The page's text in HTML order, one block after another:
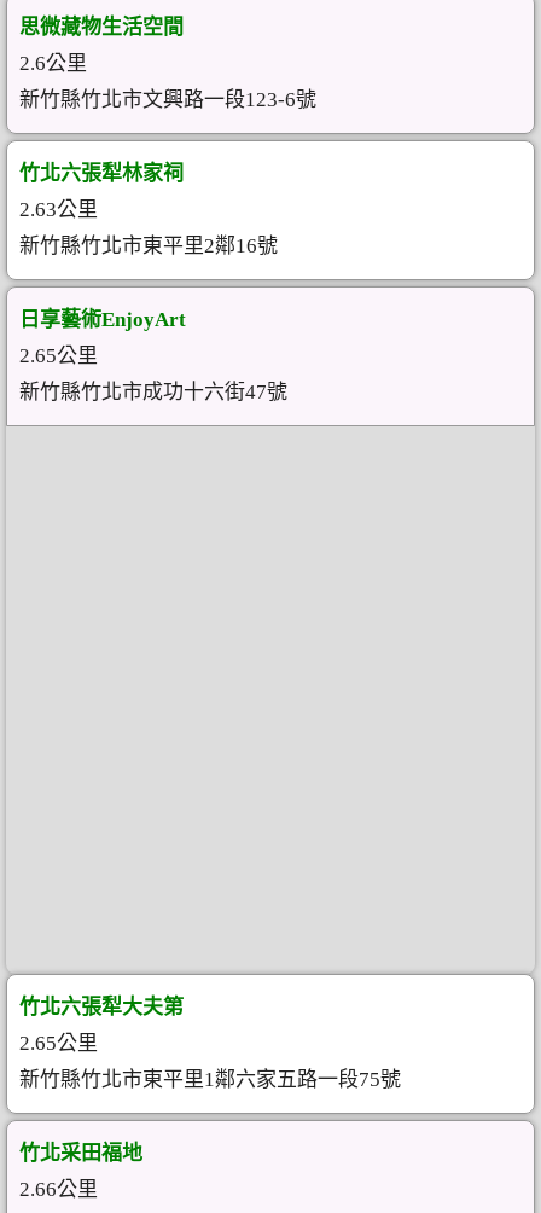
思微藏物生活空間
2.6公里
新竹縣竹北市文興路一段123-6號
竹北六張犁林家祠
2.63公里
新竹縣竹北市東平里2鄰16號
日享藝術EnjoyArt
2.65公里
新竹縣竹北市成功十六街47號
竹北六張犁大夫第
2.65公里
新竹縣竹北市東平里1鄰六家五路一段75號
竹北采田福地
2.66公里